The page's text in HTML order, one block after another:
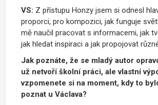
VS: Z přístupu Honzy jsem si odnesl
proporci, pro kompozici, jak funguje svě
mě naučil pracovat s informacemi, jak
jak hledat inspiraci a jak propojovat různ
Jak poznáte, že se mladý autor
už netvoří školní práci, ale vlastní
vzpomenete si na moment, kdy to
poznat u Václava?